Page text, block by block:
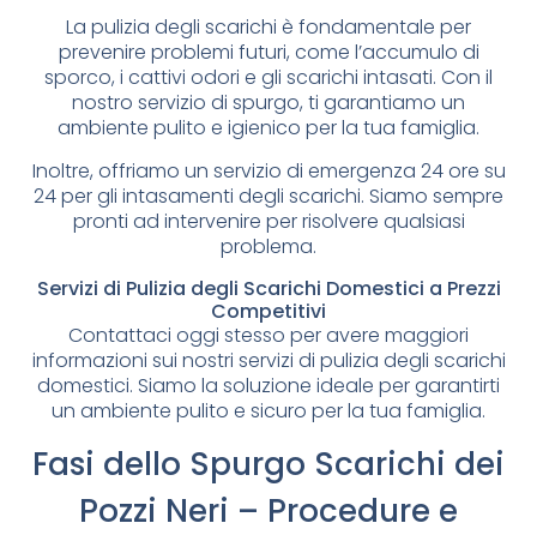
La pulizia degli scarichi è fondamentale per
prevenire problemi futuri, come l’accumulo di
sporco, i cattivi odori e gli scarichi intasati. Con il
nostro servizio di spurgo, ti garantiamo un
ambiente pulito e igienico per la tua famiglia.
Inoltre, offriamo un servizio di emergenza 24 ore su
24 per gli intasamenti degli scarichi. Siamo sempre
pronti ad intervenire per risolvere qualsiasi
problema.
Servizi di Pulizia degli Scarichi Domestici a Prezzi
Competitivi
Contattaci oggi stesso per avere maggiori
informazioni sui nostri servizi di pulizia degli scarichi
domestici. Siamo la soluzione ideale per garantirti
un ambiente pulito e sicuro per la tua famiglia.
Fasi dello Spurgo Scarichi dei
Pozzi Neri – Procedure e